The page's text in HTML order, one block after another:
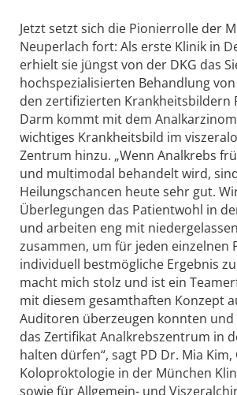
Jetzt setzt sich die Pionierrolle der
Neuperlach fort: Als erste Klinik in
erhielt sie jüngst von der DKG das
hochspezialisierten Behandlung
den zertifizierten Krankheitsbildern
Darm kommt mit dem
wichtiges Krankheitsbild im
Zentrum hinzu. „Wenn Analkrebs
und multimodal behandelt wird,
Heilungschancen heute sehr gut.
Überlegungen das Patientwohl in
und arbeiten eng mit
zusammen, um für jeden einzelnen
individuell bestmögliche Ergebnis
macht mich stolz und ist ein
mit diesem gesamthaften Konzept
Auditoren überzeugen konnten und
das Zertifikat Analkrebszentrum in
halten dürfen“, sagt PD Dr. Mia
Koloproktologie in der München
sowie für Allgemein- und